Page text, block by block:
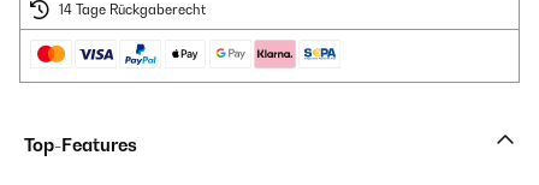
14 Tage Rückgaberecht
Top-Features